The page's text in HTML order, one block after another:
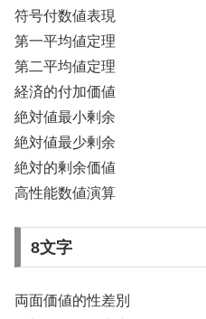
符号付数値表現
第一平均値定理
第二平均値定理
経済的付加価値
絶対値最小剰余
絶対値最少剰余
絶対的剰余価値
高性能数値演算
8文字
両面価値的性差別